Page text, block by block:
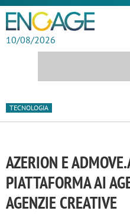
10/08/2026
TECNOLOGIA
AZERION E
PIATTAFORMA AI
AGENZIE CREATIVE